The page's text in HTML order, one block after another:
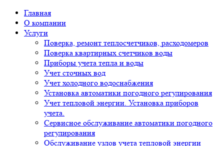
Главная
О компании
Услуги
Поверка, ремонт теплосчетчиков, расходомеров
Поверка квартирных счетчиков воды
Приборы учета тепла и воды
Учет сточных вод
Учет холодного водоснабжения
Установка автоматики погодного регулирования
Учет тепловой энергии. Установка приборов
учета.
Сервисное обслуживание автоматики погодного
регулирования
Обслуживание узлов учета тепловой энергии